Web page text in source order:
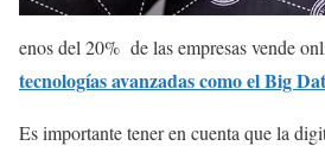
enos del 20% de las empresas vende
tecnologías avanzadas como el Big
Es importante tener en cuenta que la